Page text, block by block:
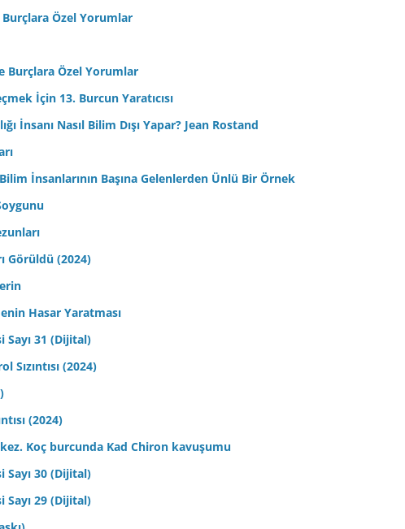
Burçlara Özel Yorumlar
Burçlara Özel Yorumlar
İçin 13. Burcun Yaratıcısı
İnsanı Nasıl Bilim Dışı Yapar? Jean Rostand
İnsanlarının Başına Gelenlerden Ünlü Bir Örnek
Görüldü (2024)
Hasar Yaratması
31 (Dijital)
Sızıntısı (2024)
(2024)
Koç burcunda Kad Chiron kavuşumu
30 (Dijital)
29 (Dijital)